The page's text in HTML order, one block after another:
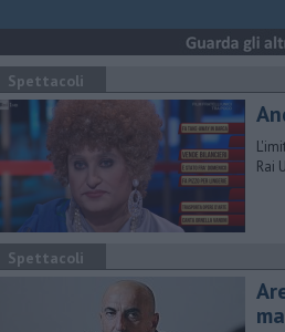
Spettacoli
Rai
Spettacoli